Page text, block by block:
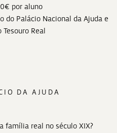
por aluno
do Palácio Nacional da Ajuda e
Real
DA AJUDA
família real no século XIX?